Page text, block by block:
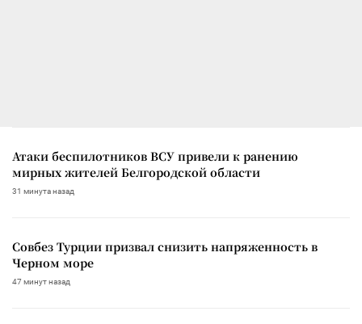
Атаки беспилотников ВСУ привели к ранению
мирных жителей Белгородской области
31 минута назад
Совбез Турции призвал снизить напряженность в
Черном море
47 минут назад